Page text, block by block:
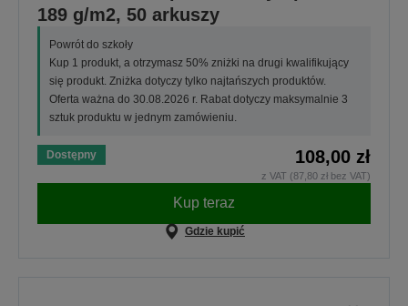
189 g/m2, 50 arkuszy
Powrót do szkoły
Kup 1 produkt, a otrzymasz 50% zniżki na drugi kwalifikujący
się produkt. Zniżka dotyczy tylko najtańszych produktów.
Oferta ważna do 30.08.2026 r. Rabat dotyczy maksymalnie 3
sztuk produktu w jednym zamówieniu.
Dostępny 108,00 zł
z VAT (87,80 zł bez VAT)
Kup teraz
Gdzie kupić